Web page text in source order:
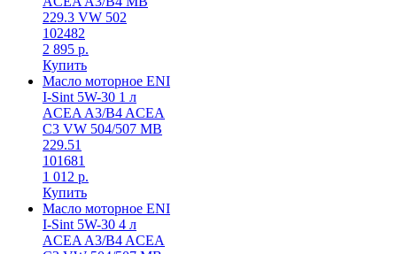
229.3 VW 502
102482
2 895 р.
Купить
Масло моторное ENI
I-Sint 5W-30 1 л
ACEA A3/B4 ACEA
C3 VW 504/507 MB
229.51
101681
1 012 р.
Купить
Масло моторное ENI
I-Sint 5W-30 4 л
ACEA A3/B4 ACEA